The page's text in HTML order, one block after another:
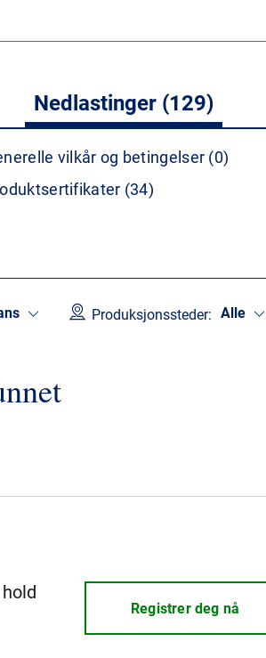
Nedlastinger (129)
vilkår og betingelser (0)
(34)
Produksjonssteder: Alle
Registrer deg nå